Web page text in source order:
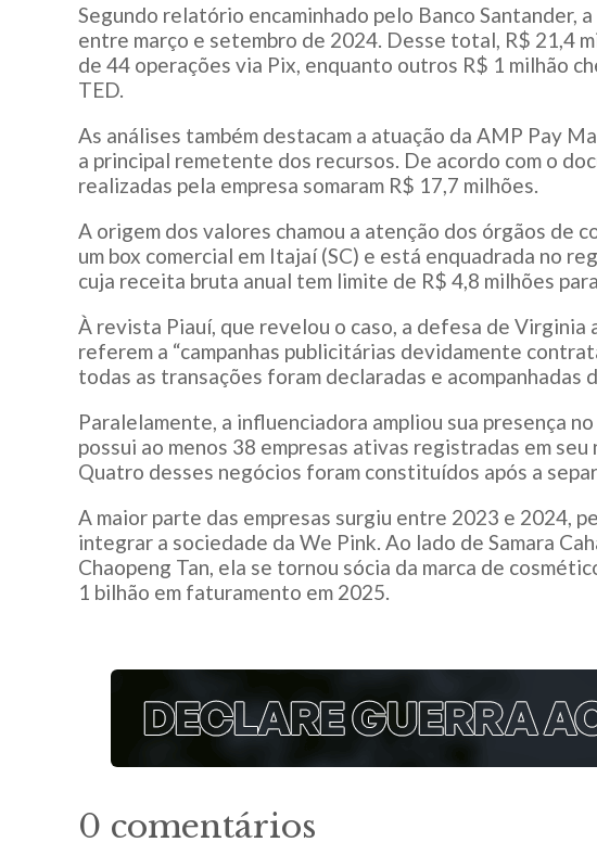
Segundo relatório encaminhado pelo Banco Santander,
entre março e setembro de 2024. Desse total, R$ 21,4
de 44 operações via Pix, enquanto outros R$ 1 milhão
TED.
As análises também destacam a atuação da AMP Pay
a principal remetente dos recursos. De acordo com o
realizadas pela empresa somaram R$ 17,7 milhões.
A origem dos valores chamou a atenção dos órgãos de
um box comercial em Itajaí (SC) e está enquadrada no
cuja receita bruta anual tem limite de R$ 4,8 milhões
À revista Piauí, que revelou o caso, a defesa de Virginia
referem a “campanhas publicitárias devidamente
todas as transações foram declaradas e acompanhadas
Paralelamente, a influenciadora ampliou sua presença
possui ao menos 38 empresas ativas registradas em
Quatro desses negócios foram constituídos após a
A maior parte das empresas surgiu entre 2023 e 2024,
integrar a sociedade da We Pink. Ao lado de Samara
Chaopeng Tan, ela se tornou sócia da marca de
1 bilhão em faturamento em 2025.
0 comentários